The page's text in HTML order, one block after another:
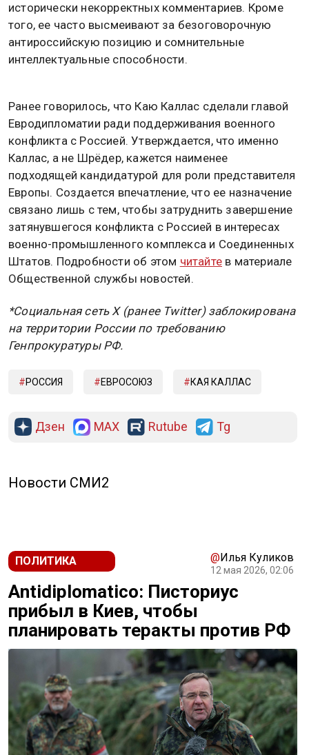
исторически некорректных комментариев. Кроме
того, ее часто высмеивают за безоговорочную
антироссийскую позицию и сомнительные
интеллектуальные способности.
Ранее говорилось, что Каю Каллас сделали главой
Евродипломатии ради поддерживания военного
конфликта с Россией. Утверждается, что именно
Каллас, а не Шрёдер, кажется наименее
подходящей кандидатурой для роли представителя
Европы. Создается впечатление, что ее назначение
связано лишь с тем, чтобы затруднить завершение
затянувшегося конфликта с Россией в интересах
военно-промышленного комплекса и Соединенных
Штатов. Подробности об этом читайте в материале
Общественной службы новостей.
*Социальная сеть X (ранее Twitter) заблокирована
на территории России по требованию
Генпрокуратуры РФ.
РОССИЯ ЕВРОСОЮЗ КАЯ КАЛЛАС
Дзен MAX Rutube Tg
Новости СМИ2
ПОЛИТИКА @Илья Куликов
12 мая 2026, 02:06
Antidiplomatico: Писториус
прибыл в Киев, чтобы
планировать теракты против РФ